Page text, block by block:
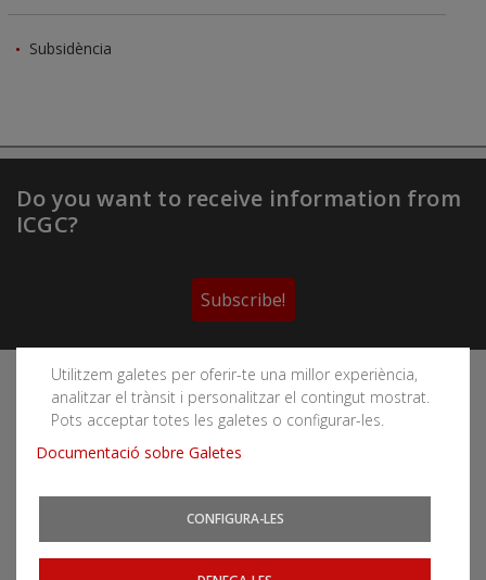
Subsidència
Utilitzem galetes per oferir-te una millor experiència,
analitzar el trànsit i personalitzar el contingut mostrat.
Pots acceptar totes les galetes o configurar-les.
Documentació sobre Galetes
CONFIGURA-LES
Do you want to receive information from
ICGC?
Subscribe!
Follow the Cartographic and Geological Institute of
Catalonia's social networks
You can subscribe to RSS feeds